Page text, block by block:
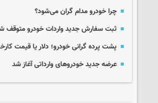
چرا خودرو مدام گران می‌شود؟‌
ثبت سفارش جدید واردات خودرو متوقف
پشت پرده گرانی خودرو؛ دلار یا قیمت
عرضه جدید خودروهای وارداتی آغاز شد